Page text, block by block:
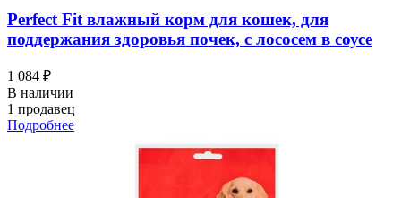
Perfect Fit влажный корм для кошек, для
поддержания здоровья почек, с лососем в соусе
1 084 ₽
В наличии
1 продавец
Подробнее